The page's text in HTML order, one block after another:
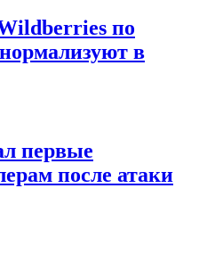
по
в
первые
после атаки